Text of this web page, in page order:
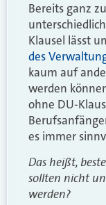
Bereits ganz
Klausel lässt
des
kaum auf
werden
ohne DU-
es immer
Das heißt,
sollten nicht
werden?